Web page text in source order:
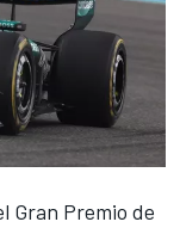
Gran Premio de